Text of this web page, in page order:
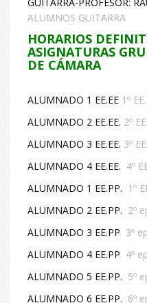
ALUMNOS GUITARRA
HORARIOS
ASIGNATURAS
DE CÁMARA
ALUMNADO 1 EE.EE 1º
ALUMNADO 2 EE.EE. 2º
ALUMNADO 3 EE.EE. 3º
ALUMNADO 4 EE.EE. 4º
ALUMNADO 1 EE.PP. 1º
ALUMNADO 2 EE.PP. 2º
ALUMNADO 3 EE.PP 3º
ALUMNADO 4 EE.PP 4º
ALUMNADO 5 EE.PP. 5º
ALUMNADO 6 EE.PP. 6º